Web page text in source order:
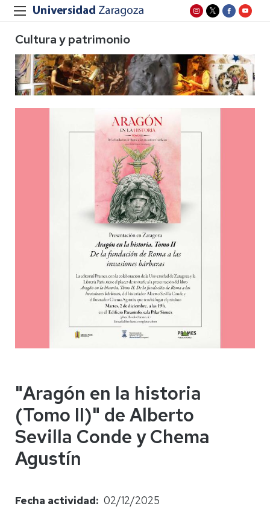
Cultura y patrimonio
"Aragón en la historia
(Tomo II)" de Alberto
Sevilla Conde y Chema
Agustín
Fecha actividad
02/12/2025